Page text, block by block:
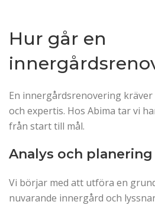
Hur går en
En innergårdsrenovering
och expertis. Hos Abima tar vi
från start till mål.
Analys och planering
Vi börjar med att utföra en
nuvarande innergård och